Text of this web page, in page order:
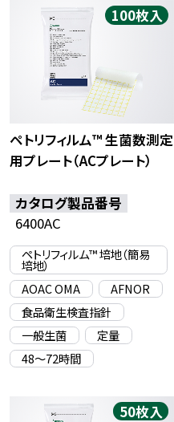
100枚入
ペトリフィルム™ 生菌数測定
用プレート（ACプレート）
カタログ製品番号
6400AC
ペトリフィルム™ 培地（簡易
培地）
AOAC OMA
AFNOR
食品衛生検査指針
一般生菌
定量
48〜72時間
50枚入